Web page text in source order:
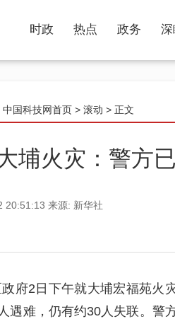
时政 热点 政务
中国科技网首页 > 滚动 > 正文
埔火灾：警方
20:51:13 来源: 新华社
府2日下午就大埔宏福苑火
遇难，仍有约30人失联。警